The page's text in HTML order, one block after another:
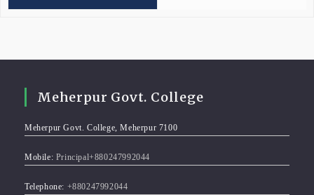
Meherpur Govt. College
Meherpur Govt. College, Meherpur 7100
Mobile: Principal+880247992044
Telephone: +880247992044